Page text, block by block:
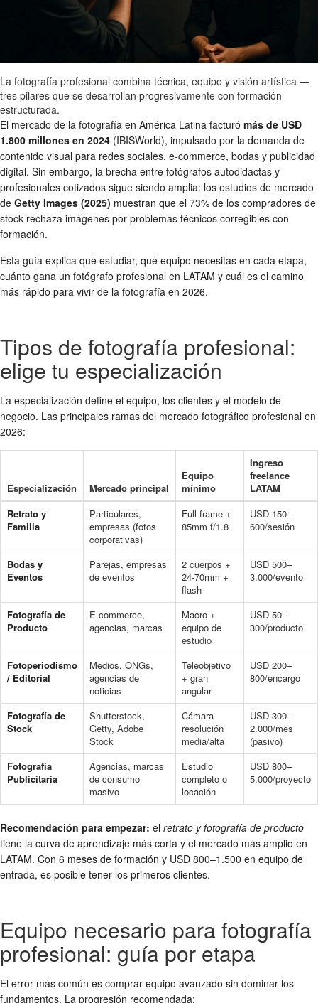
La fotografía profesional combina técnica, equipo y visión artística —
tres pilares que se desarrollan progresivamente con formación
estructurada.
El mercado de la fotografía en América Latina facturó más de USD
1.800 millones en 2024 (IBISWorld), impulsado por la demanda de
contenido visual para redes sociales, e-commerce, bodas y publicidad
digital. Sin embargo, la brecha entre fotógrafos autodidactas y
profesionales cotizados sigue siendo amplia: los estudios de mercado
de Getty Images (2025) muestran que el 73% de los compradores de
stock rechaza imágenes por problemas técnicos corregibles con
formación.
Esta guía explica qué estudiar, qué equipo necesitas en cada etapa,
cuánto gana un fotógrafo profesional en LATAM y cuál es el camino
más rápido para vivir de la fotografía en 2026.
Tipos de fotografía profesional:
elige tu especialización
La especialización define el equipo, los clientes y el modelo de
negocio. Las principales ramas del mercado fotográfico profesional en
2026:
Especialización Mercado principal
Equipo
mínimo
Ingreso
freelance
LATAM
Retrato y
Familia
Particulares,
empresas (fotos
corporativas)
Full-frame +
85mm f/1.8
USD 150–
600/sesión
Bodas y
Eventos
Parejas, empresas
de eventos
2 cuerpos +
24-70mm +
flash
USD 500–
3.000/evento
Fotografía de
Producto
E-commerce,
agencias, marcas
Macro +
equipo de
estudio
USD 50–
300/producto
Fotoperiodismo
/ Editorial
Medios, ONGs,
agencias de
noticias
Teleobjetivo
+ gran
angular
USD 200–
800/encargo
Fotografía de
Stock
Shutterstock,
Getty, Adobe
Stock
Cámara
resolución
media/alta
USD 300–
2.000/mes
(pasivo)
Fotografía
Publicitaria
Agencias, marcas
de consumo
masivo
Estudio
completo o
locación
USD 800–
5.000/proyecto
Recomendación para empezar: el retrato y fotografía de producto
tiene la curva de aprendizaje más corta y el mercado más amplio en
LATAM. Con 6 meses de formación y USD 800–1.500 en equipo de
entrada, es posible tener los primeros clientes.
Equipo necesario para fotografía
profesional: guía por etapa
El error más común es comprar equipo avanzado sin dominar los
fundamentos. La progresión recomendada: